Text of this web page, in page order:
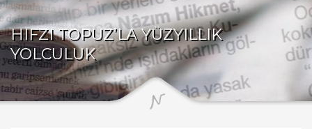
HIFZI TOPUZ’LA YÜZYILLIK
YOLCULUK